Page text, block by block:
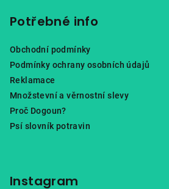
Potřebné info
Obchodní podmínky
Podmínky ochrany osobních údajů
Reklamace
Množstevní a věrnostní slevy
Proč Dogoun?
Psí slovník potravin
Instagram